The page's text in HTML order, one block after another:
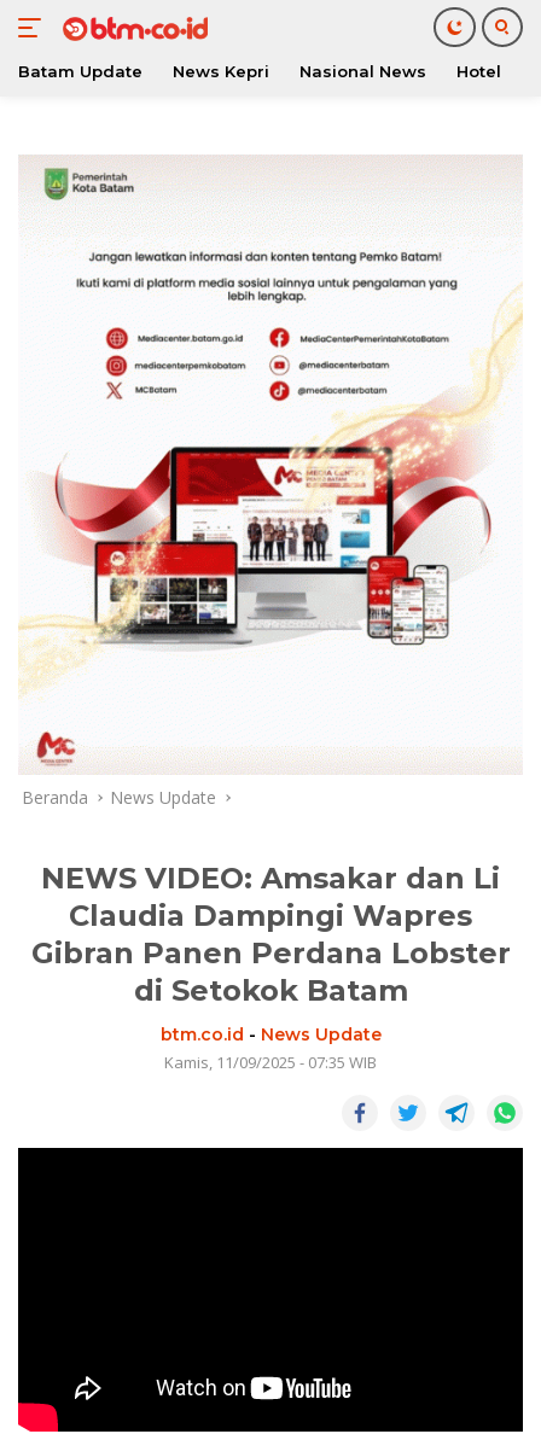
konten
Batam Update News Kepri Nasional News Hotel
Beranda News Update
NEWS VIDEO: Amsakar dan Li
Claudia Dampingi Wapres
Gibran Panen Perdana Lobster
di Setokok Batam
btm.co.id - News Update
Kamis, 11/09/2025 - 07:35 WIB